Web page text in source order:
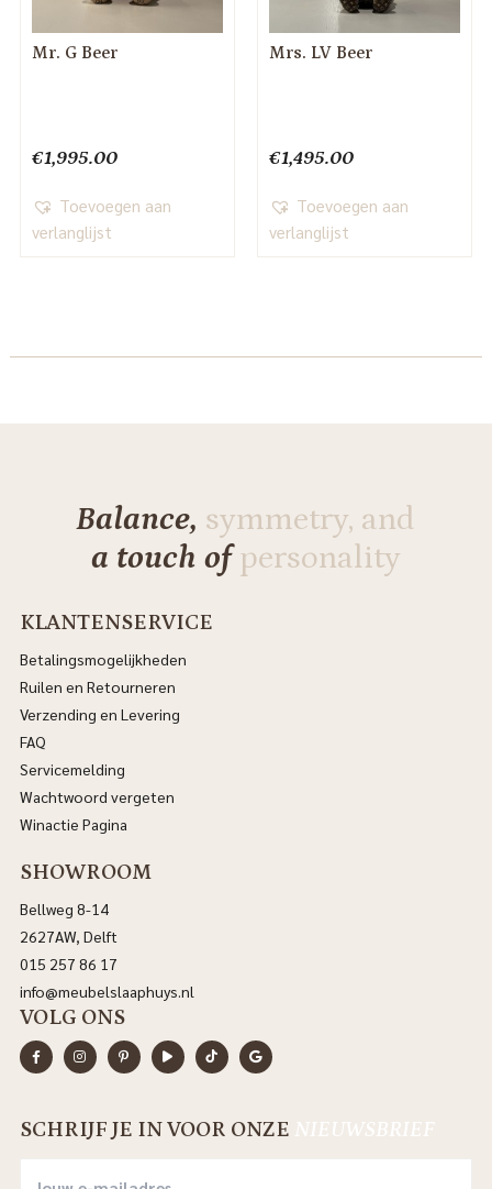
Mr. G Beer
€1,995.00
Toevoegen aan
verlanglijst
Mrs. LV Beer
€1,495.00
Toevoegen aan
verlanglijst
Balance, symmetry, and
a touch ofpersonality
KLANTENSERVICE
Betalingsmogelijkheden
Ruilen en Retourneren
Verzending en Levering
FAQ
Servicemelding
Wachtwoord vergeten
Winactie Pagina
SHOWROOM
Bellweg 8-14
2627AW, Delft
015 257 86 17
info@meubelslaaphuys.nl
VOLG ONS
SCHRIJF JE IN VOOR ONZE NIEUWSBRIEF